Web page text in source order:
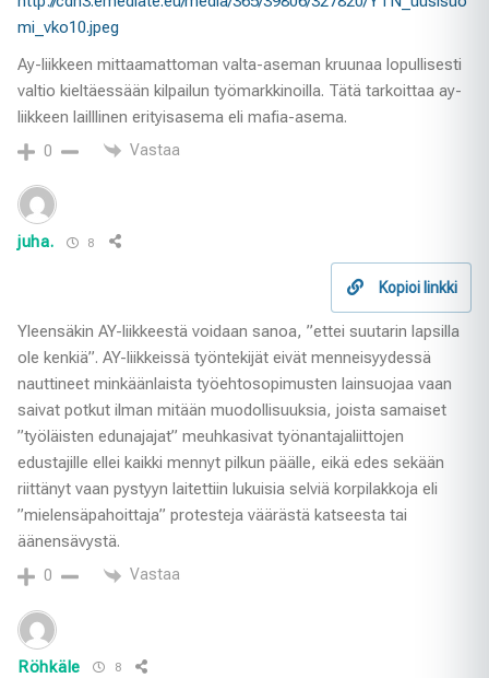
mi_vko10.jpeg
Ay-liikkeen mittaamattoman valta-aseman kruunaa lopullisesti
valtio kieltäessään kilpailun työmarkkinoilla. Tätä tarkoittaa ay-
liikkeen lailllinen erityisasema eli mafia-asema.
0 Vastaa
juha. 8
Kopioi linkki
Yleensäkin AY-liikkeestä voidaan sanoa, ”ettei suutarin lapsilla
ole kenkiä”. AY-liikkeissä työntekijät eivät menneisyydessä
nauttineet minkäänlaista työehtosopimusten lainsuojaa vaan
saivat potkut ilman mitään muodollisuuksia, joista samaiset
”työläisten edunajajat” meuhkasivat työnantajaliittojen
edustajille ellei kaikki mennyt pilkun päälle, eikä edes sekään
riittänyt vaan pystyyn laitettiin lukuisia selviä korpilakkoja eli
”mielensäpahoittaja” protesteja väärästä katseesta tai
äänensävystä.
0 Vastaa
Röhkäle 8